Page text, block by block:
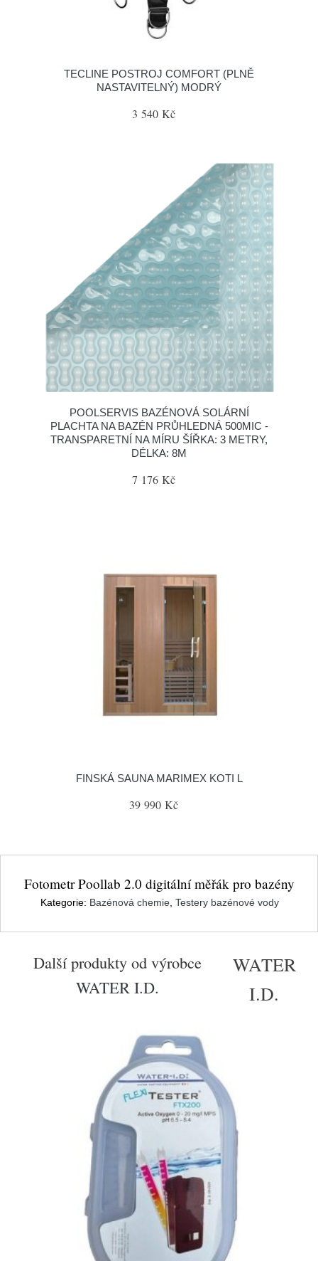
TECLINE POSTROJ COMFORT (PLNĚ
NASTAVITELNÝ) MODRÝ
3 540 Kč
POOLSERVIS BAZÉNOVÁ SOLÁRNÍ
PLACHTA NA BAZÉN PRŮHLEDNÁ 500MIC -
TRANSPARETNÍ NA MÍRU ŠÍŘKA: 3 METRY,
DÉLKA: 8M
7 176 Kč
FINSKÁ SAUNA MARIMEX KOTI L
39 990 Kč
Fotometr Poollab 2.0 digitální měřák pro bazény
Kategorie: Bazénová chemie Testery bazénové vody
Další produkty od výrobce
WATER I.D.
WATER
I.D.